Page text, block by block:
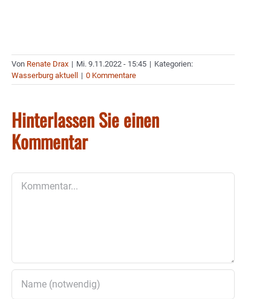
Von Renate Drax | Mi. 9.11.2022 - 15:45 | Kategorien:
Wasserburg aktuell
| 0 Kommentare
Hinterlassen Sie einen
Kommentar